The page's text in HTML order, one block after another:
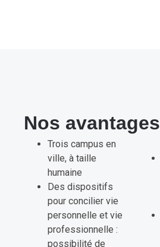
Nos avantages
Trois campus en
ville, à taille
humaine
Des dispositifs
pour concilier vie
personnelle et vie
professionnelle :
possibilité de